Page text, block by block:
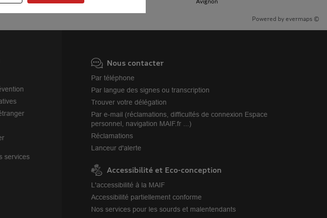
Powered by evermaps ©
services
Nous contacter
Par téléphone
Par langue des signes ou transcription
Trouver votre délégation
Par e-mail (réclamations, difficultés de connexion Espace
personnel, navigation MAIF.fr ...)
Réclamations
Lanceur d'alerte
Accessibilité et Eco-conception
L'accessibilité à la MAIF
Accessibilité partiellement conforme
Nos services pour les sourds et malentendants